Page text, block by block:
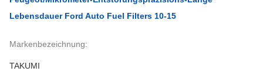
Lebensdauer Ford Auto Fuel Filters 10-15
Markenbezeichnung:
TAKUMI